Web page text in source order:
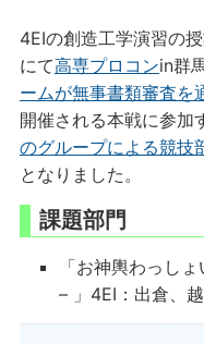
4EIの創造工学演習の
にて高専プロコンin群
ームが無事書類審査を
開催される本戦に参加
のグループによる競技
となりました。
課題部門
「お神輿わっし
– 」4EI：出倉、